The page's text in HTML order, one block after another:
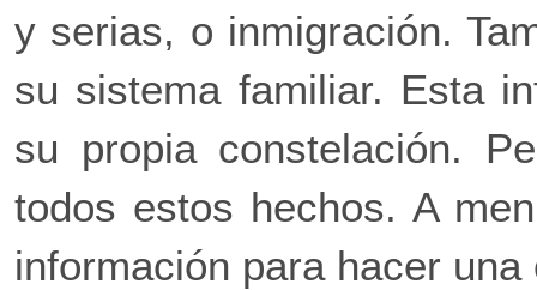
y serias, o inmigración.
su sistema familiar. Esta
su propia constelación.
todos estos hechos. A
información para hacer